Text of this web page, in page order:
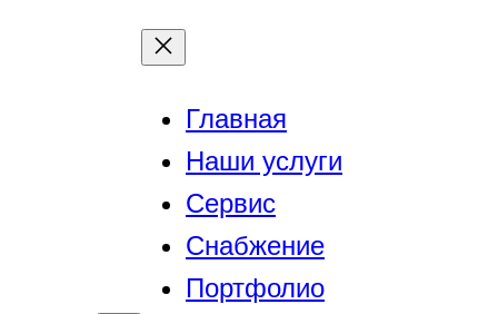
Главная
Наши услуги
Сервис
Снабжение
Портфолио